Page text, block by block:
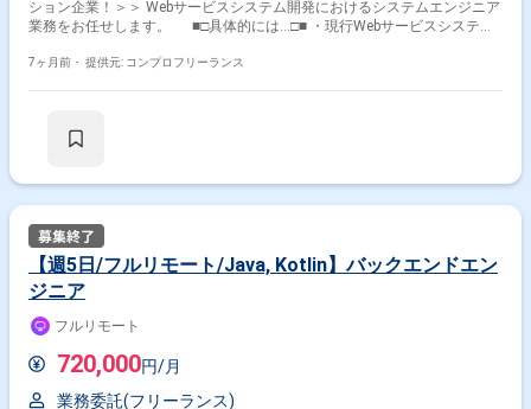
ション企業！＞＞ Webサービスシステム開発におけるシステムエンジニア
業務をお任せします。 ■□具体的には…□■ ・現行Webサービスシステム
要件定義～結合テストまでを実施（既存機能改修、新規機能追加など） ・
7ヶ月前・ 提供元: コンプロフリーランス
【週5日/フルリモート/Java, Kotlin】バックエンドエン
ジニア
フルリモート
720,000円/月
業務委託(フリーランス)